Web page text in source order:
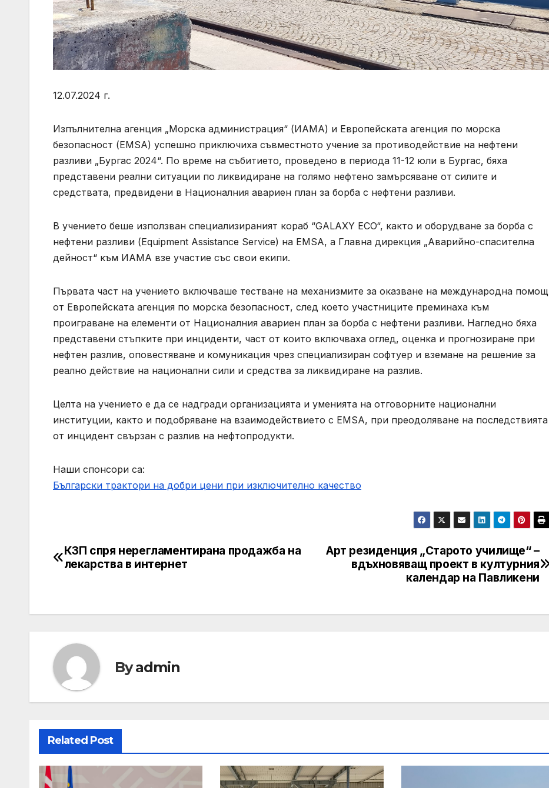
12.07.2024 г.
Изпълнителна агенция „Морска администрация“ (ИАМА) и Европейската агенция по морска
безопасност (EMSA) успешно приключиха съвместното учение за противодействие на нефтени
разливи „Бургас 2024“. По време на събитието, проведено в периода 11-12 юли в Бургас, бяха
представени реални ситуации по ликвидиране на голямо нефтено замърсяване от силите и
средствата, предвидени в Националния авариен план за борба с нефтени разливи.
В учението беше използван специализираният кораб “GALAXY ECO“, както и оборудване за борба с
нефтени разливи (Equipment Assistance Service) на EMSA, а Главна дирекция „Аварийно-спасителна
дейност“ към ИАМА взе участие със свои екипи.
Първата част на учението включваше тестване на механизмите за оказване на международна помощ
от Европейската агенция по морска безопасност, след което участниците преминаха към
проиграване на елементи от Националния авариен план за борба с нефтени разливи. Нагледно бяха
представени стъпките при инциденти, част от които включваха оглед, оценка и прогнозиране при
нефтен разлив, оповестяване и комуникация чрез специализиран софтуер и вземане на решение за
реално действие на национални сили и средства за ликвидиране на разлив.
Целта на учението е да се надгради организацията и уменията на отговорните национални
институции, както и подобряване на взаимодействието с EMSA, при преодоляване на последствията
от инцидент свързан с разлив на нефтопродукти.
Наши спонсори са:
Български трактори на добри цени при изключително качество
Post
Арт резиденция „Старото училище“ –
вдъхновяващ проект в културния
календар на Павликени
КЗП спря нерегламентирана продажба на
лекарства в интернет
Byadmin
Related Post